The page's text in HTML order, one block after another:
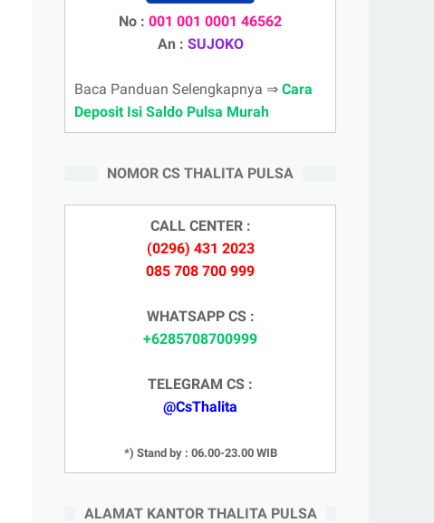
No : 001 001 0001 46562
An : SUJOKO
Baca Panduan Selengkapnya ⇒ Cara
Deposit Isi Saldo Pulsa Murah
NOMOR CS THALITA PULSA
CALL CENTER :
(0296) 431 2023
085 708 700 999
WHATSAPP CS :
+6285708700999
TELEGRAM CS :
@CsThalita
*) Stand by : 06.00-23.00 WIB
ALAMAT KANTOR THALITA PULSA